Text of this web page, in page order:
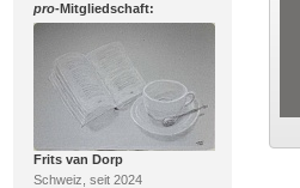
pro-Mitgliedschaft:
Frits van Dorp
Schweiz, seit 2024